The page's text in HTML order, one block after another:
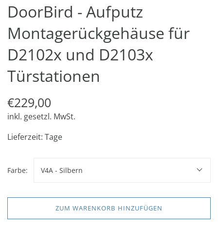
DoorBird - Aufputz
Montagerückgehäuse für
D2102x und D2103x
Türstationen
€229,00
inkl. gesetzl. MwSt.
Lieferzeit: Tage
Farbe: V4A - Silbern
ZUM WARENKORB HINZUFÜGEN